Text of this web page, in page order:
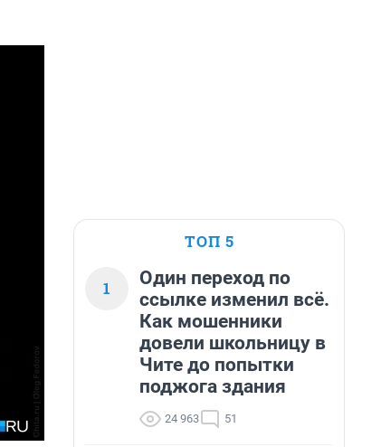
ТОП 5
1
Один переход по
ссылке изменил всё.
Как мошенники
довели школьницу в
Чите до попытки
поджога здания
24 963 51